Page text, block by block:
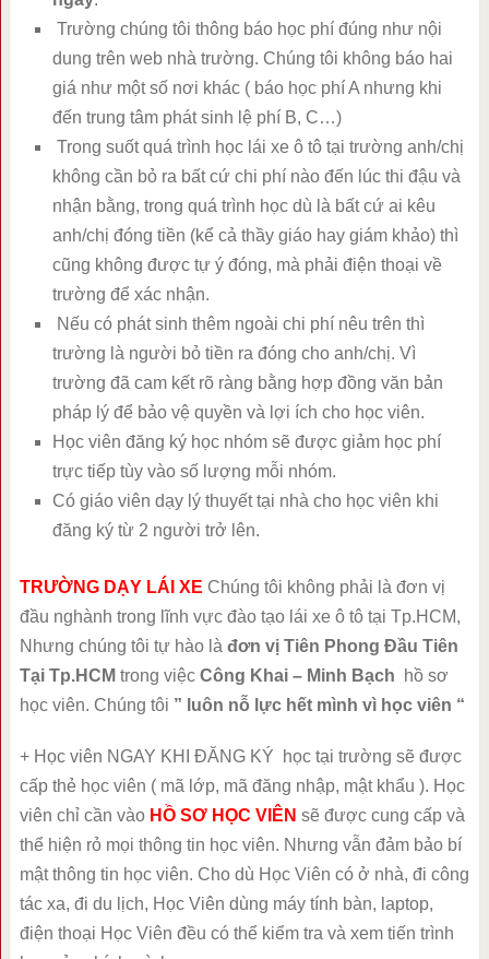
Trường chúng tôi thông báo học phí đúng như nội
dung trên web nhà trường. Chúng tôi không báo hai
giá như một số nơi khác ( báo học phí A nhưng khi
đến trung tâm phát sinh lệ phí B, C…)
Trong suốt quá trình học lái xe ô tô tại trường anh/chị
không cần bỏ ra bất cứ chi phí nào đến lúc thi đậu và
nhận bằng, trong quá trình học dù là bất cứ ai kêu
anh/chị đóng tiền (kể cả thầy giáo hay giám khảo) thì
cũng không được tự ý đóng, mà phải điện thoại về
trường để xác nhận.
Nếu có phát sinh thêm ngoài chi phí nêu trên thì
trường là người bỏ tiền ra đóng cho anh/chị. Vì
trường đã cam kết rõ ràng bằng hợp đồng văn bản
pháp lý để bảo vệ quyền và lợi ích cho học viên.
Học viên đăng ký học nhóm sẽ được giảm học phí
trực tiếp tùy vào số lượng mỗi nhóm.
Có giáo viên dạy lý thuyết tại nhà cho học viên khi
đăng ký từ 2 người trở lên.
TRƯỜNG DẠY LÁI XE Chúng tôi không phải là đơn vị
đầu nghành trong lĩnh vực đào tạo lái xe ô tô tại Tp.HCM,
Nhưng chúng tôi tự hào là đơn vị Tiên Phong Đầu Tiên
Tại Tp.HCM trong việc Công Khai – Minh Bạch hồ sơ
học viên. Chúng tôi ” luôn nỗ lực hết mình vì học viên “
+ Học viên NGAY KHI ĐĂNG KÝ học tại trường sẽ được
cấp thẻ học viên ( mã lớp, mã đăng nhập, mật khẩu ). Học
viên chỉ cần vào HỒ SƠ HỌC VIÊN sẽ được cung cấp và
thể hiện rỏ mọi thông tin học viên. Nhưng vẫn đảm bảo bí
mật thông tin học viên. Cho dù Học Viên có ở nhà, đi công
tác xa, đi du lịch, Học Viên dùng máy tính bàn, laptop,
điện thoại Học Viên đều có thể kiểm tra và xem tiến trình